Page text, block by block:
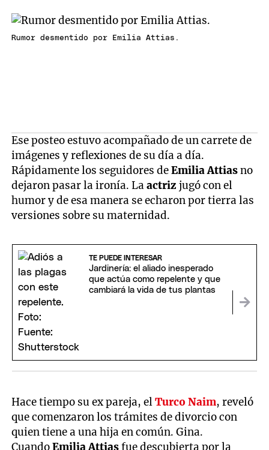
Rumor desmentido por Emilia Attias.
Ese posteo estuvo acompañado de un carrete de
imágenes y reflexiones de su día a día.
Rápidamente los seguidores deEmilia Attiasno
dejaron pasar la ironía. Laactrizjugó con el
humor y de esa manera se echaron por tierra las
versiones sobre su maternidad.
TE PUEDE INTERESAR
Jardinería: el aliado inesperado
que actúa como repelente y que
cambiará la vida de tus plantas
Hace tiempo su ex pareja, elTurco Naim, reveló
que comenzaron los trámites de divorcio con
quien tiene a una hija en común. Gina.
CuandoEmilia Attiasfue descubierta por la